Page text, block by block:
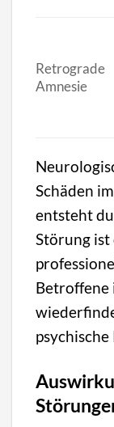
Retrograde
Amnesie
Schäden
entsteht
Störung
Betroffene